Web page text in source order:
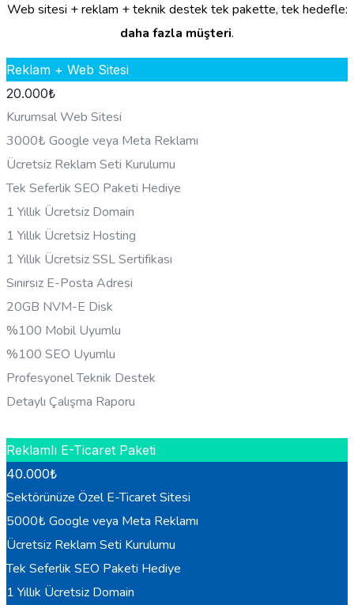
Web sitesi + reklam + teknik destek tek pakette, tek hedefle:
daha fazla müşteri.
Reklam + Web Sitesi
20.000₺
Kurumsal Web Sitesi
3000₺ Google veya Meta Reklamı
Ücretsiz Reklam Seti Kurulumu
Tek Seferlik SEO Paketi Hediye
1 Yıllık Ücretsiz Domain
1 Yıllık Ücretsiz Hosting
1 Yıllık Ücretsiz SSL Sertifikası
Sınırsız E-Posta Adresi
20GB NVM-E Disk
%100 Mobil Uyumlu
%100 SEO Uyumlu
Profesyonel Teknik Destek
Detaylı Çalışma Raporu
Reklamlı E-Ticaret Paketi
40.000₺
Sektörünüze Özel E-Ticaret Sitesi
5000₺ Google veya Meta Reklamı
Ücretsiz Reklam Seti Kurulumu
Tek Seferlik SEO Paketi Hediye
1 Yıllık Ücretsiz Domain